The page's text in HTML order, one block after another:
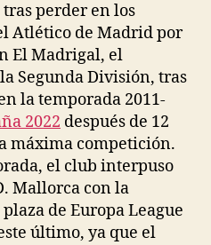
tras perder en los
Atlético de Madrid por
El Madrigal, el
Segunda División, tras
la temporada 2011-
2022 después de 12
máxima competición.
el club interpuso
Mallorca con la
de Europa League
último, ya que el